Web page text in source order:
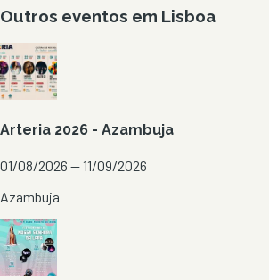
Outros eventos em Lisboa
Arteria 2026 - Azambuja
01/08/2026 — 11/09/2026
Azambuja